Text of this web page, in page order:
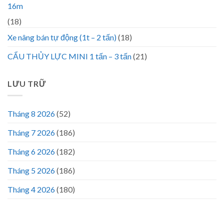
16m
(18)
Xe nâng bán tự động (1t – 2 tấn)(18)
CẨU THỦY LỰC MINI 1 tấn – 3 tấn(21)
LƯU TRỮ
Tháng 8 2026(52)
Tháng 7 2026(186)
Tháng 6 2026(182)
Tháng 5 2026(186)
Tháng 4 2026(180)